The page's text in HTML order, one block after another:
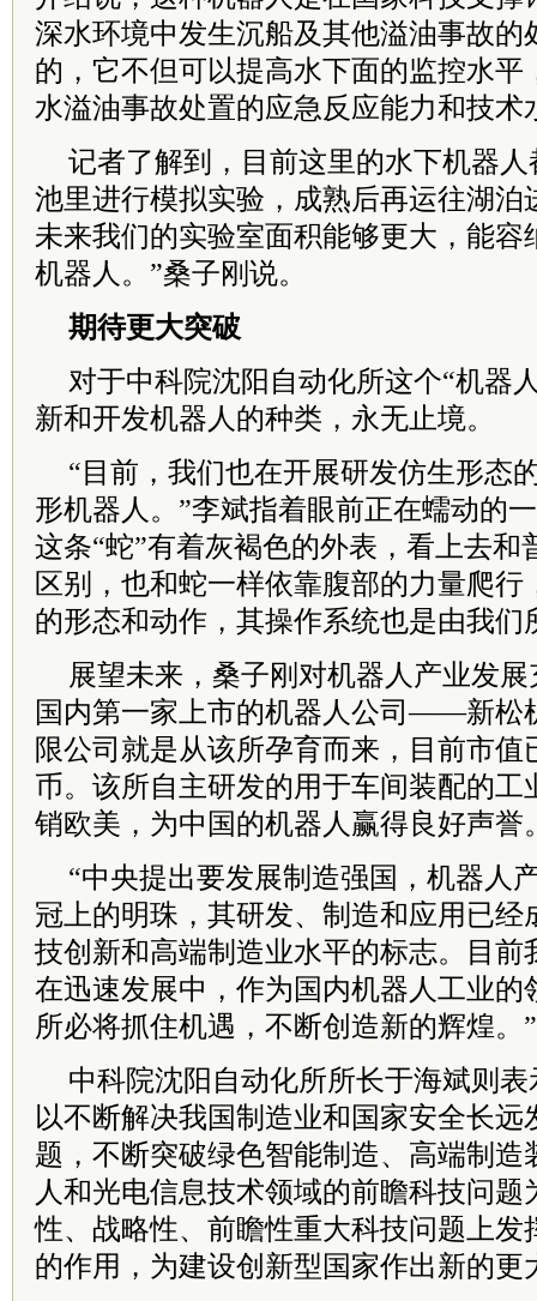
深水环境中发生沉船及其他溢油事故的
的，它不但可以提高水下面的监控水平
水溢油事故处置的应急反应能力和技术
记者了解到，目前这里的水下机器
池里进行模拟实验，成熟后再运往湖泊
未来我们的实验室面积能够更大，能容
机器人。”桑子刚说。
期待更大突破
对于中科院沈阳自动化所这个“机器
新和开发机器人的种类，永无止境。
“目前，我们也在开展研发仿生形态
形机器人。”李斌指着眼前正在蠕动的
这条“蛇”有着灰褐色的外表，看上去和
区别，也和蛇一样依靠腹部的力量爬行
的形态和动作，其操作系统也是由我们
展望未来，桑子刚对机器人产业发
国内第一家上市的机器人公司——新松
限公司就是从该所孕育而来，目前市值
币。该所自主研发的用于车间装配的工
销欧美，为中国的机器人赢得良好声誉
“中央提出要发展制造强国，机器人
冠上的明珠，其研发、制造和应用已经
技创新和高端制造业水平的标志。目前
在迅速发展中，作为国内机器人工业的
所必将抓住机遇，不断创造新的辉煌。
中科院沈阳自动化所所长于海斌则
以不断解决我国制造业和国家安全长远
题，不断突破绿色智能制造、高端制造
人和光电信息技术领域的前瞻科技问题
性、战略性、前瞻性重大科技问题上发
的作用，为建设创新型国家作出新的更